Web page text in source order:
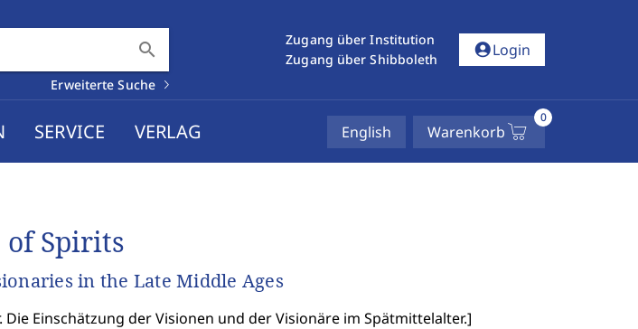
search
Erweiterte Suche
Zugang über Institution
Zugang über Shibboleth
account_circleLogin
SERVICE VERLAG English Warenkorb
0
of Spirits
in the Late Middle Ages
Einschätzung der Visionen und der Visionäre im Spätmittelalter.]